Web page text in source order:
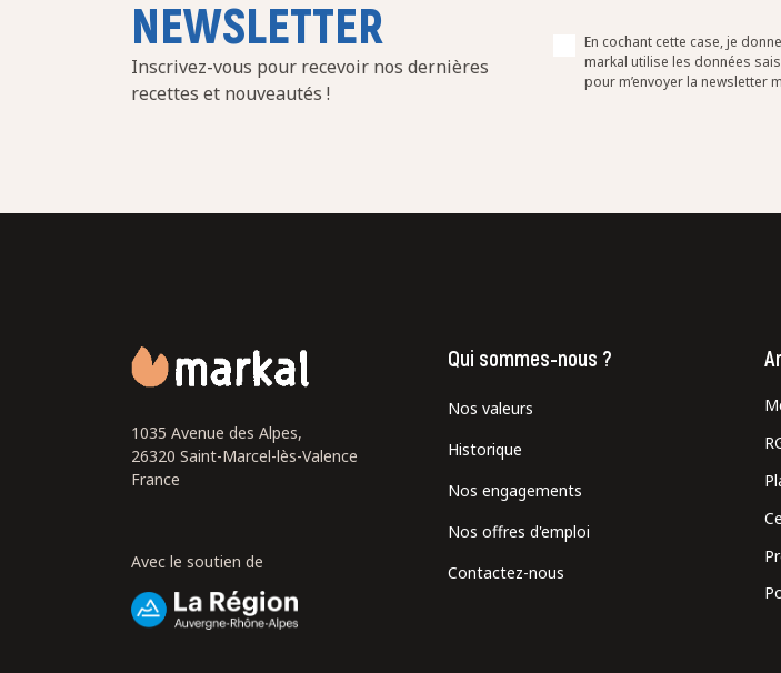
NEWSLETTER
Inscrivez-vous pour recevoir nos dernières
recettes et nouveautés !
En cochant cette case, je
markal utilise les données
pour m’envoyer la newsletter
1035 Avenue des Alpes,
26320 Saint-Marcel-lès-Valence
France
Avec le soutien de
Qui sommes-nous ?
Nos valeurs
Historique
Nos engagements
Nos offres d'emploi
Contactez-nous